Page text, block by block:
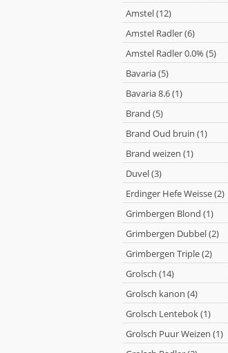
Amstel (12)
Amstel Radler (6)
Amstel Radler 0.0% (5)
Bavaria (5)
Bavaria 8.6 (1)
Brand (5)
Brand Oud bruin (1)
Brand weizen (1)
Duvel (3)
Erdinger Hefe Weisse (2)
Grimbergen Blond (1)
Grimbergen Dubbel (2)
Grimbergen Triple (2)
Grolsch (14)
Grolsch kanon (4)
Grolsch Lentebok (1)
Grolsch Puur Weizen (1)